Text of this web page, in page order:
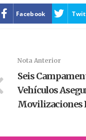
Facebook
Nota Anterior
Seis
Vehículos
Movilizaciones